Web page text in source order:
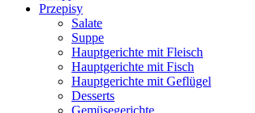
Przepisy
Salate
Suppe
Hauptgerichte mit Fleisch
Hauptgerichte mit Fisch
Hauptgerichte mit Geflügel
Desserts
Gemüsegerichte